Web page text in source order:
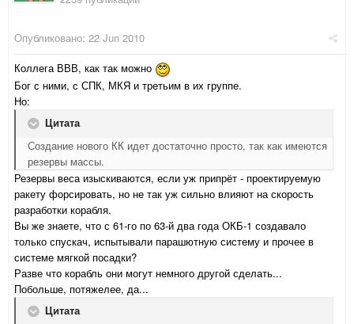
Опубликовано: 22 Jun 2010
Коллега ВВВ, как так можно
Бог с ними, с СПК, МКЯ и третьим в их группе.
Но:
Цитата
Создание нового КК идет достаточно просто, так как имеются
резервы массы.
Резервы веса изыскиваются, если уж припрёт - проектируемую
ракету форсировать, но не так уж сильно влияют на скорость
разработки корабля.
Вы же знаете, что с 61-го по 63-й два года ОКБ-1 создавало
только спускач, испытывали парашютную систему и прочее в
системе мягкой посадки?
Разве что корабль они могут немного другой сделать...
Побольше, потяжелее, да...
Цитата